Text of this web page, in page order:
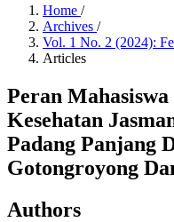
Home /
Archives /
Vol. 1 No. 2 (2024):
Articles
Peran
Kesehatan
Padang Panjang
Gotongroyong
Authors